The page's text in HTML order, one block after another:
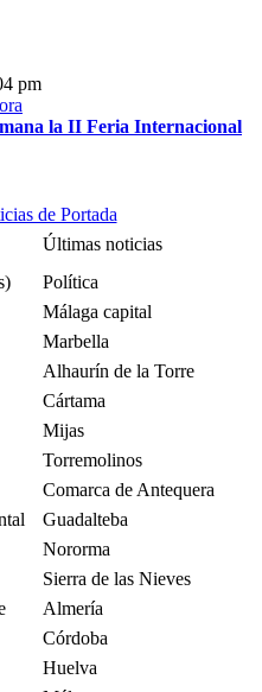
pm
la II Feria Internacional
de Portada
Últimas noticias
Política
Málaga capital
Marbella
Alhaurín de la Torre
Cártama
Mijas
Torremolinos
Comarca de Antequera
Guadalteba
Nororma
Sierra de las Nieves
Almería
Córdoba
Huelva